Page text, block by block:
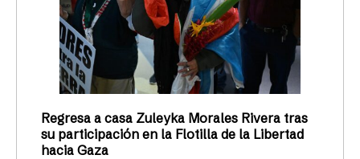
Regresa a casa Zuleyka Morales Rivera tras
su participación en la Flotilla de la Libertad
hacia Gaza